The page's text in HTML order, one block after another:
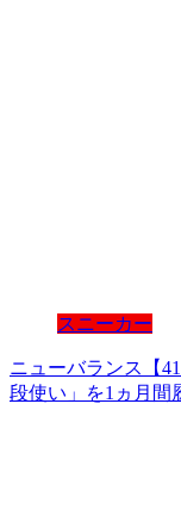
スニーカー
ニューバランス【
段使い」を1ヵ月間